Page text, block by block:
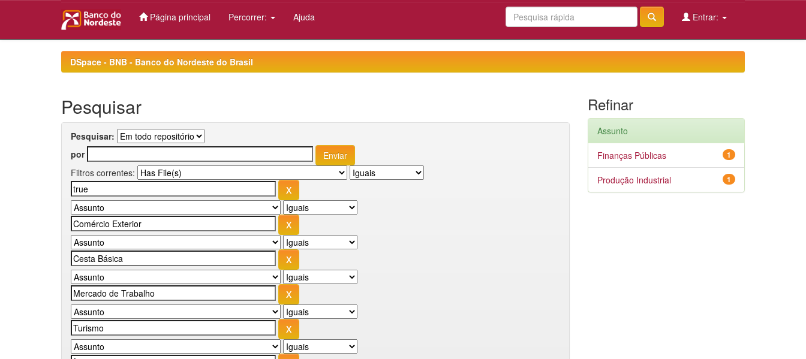
Página principal Percorrer: Ajuda Entrar:
DSpace - BNB - Banco do Nordeste do Brasil
Pesquisar
Pesquisar:
por
Filtros correntes:
Refinar
Assunto
1
Finanças Públicas
1
Produção Industrial